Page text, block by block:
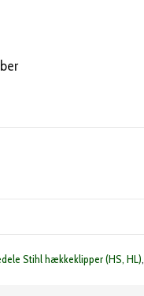
Stihl hækkeklipper (HS, HL),